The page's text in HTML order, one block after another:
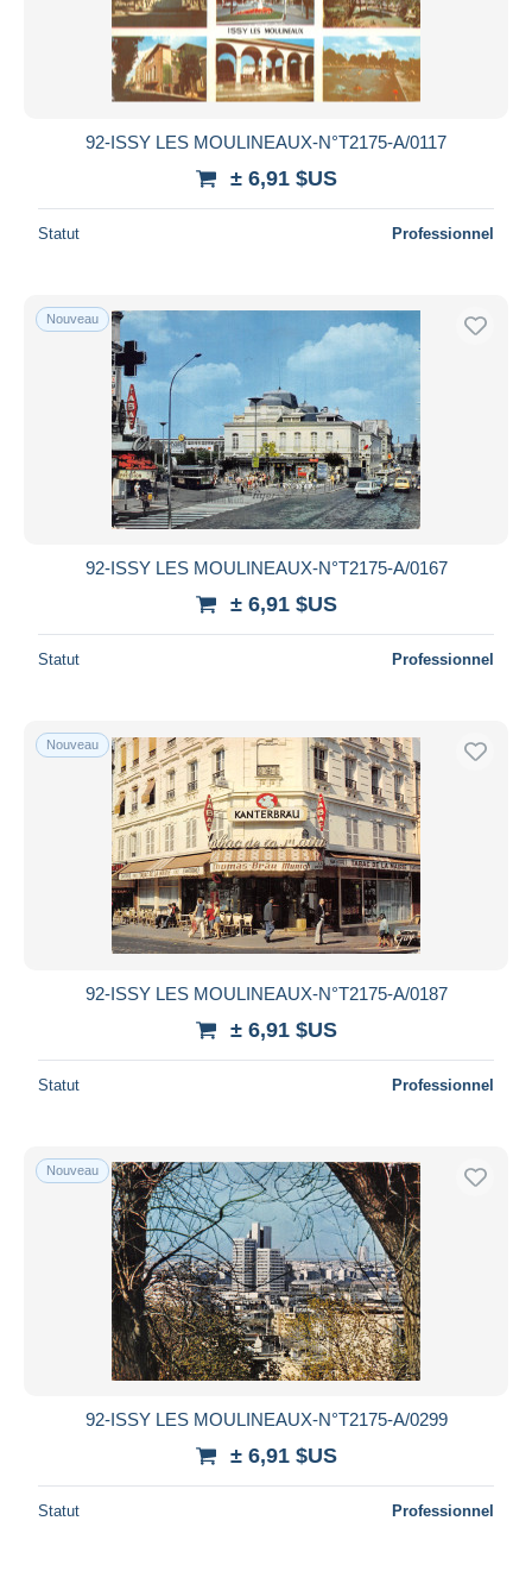
92-ISSY LES MOULINEAUX-N°T2175-A/0117
± 6,91 $US
Statut Professionnel
Nouveau
92-ISSY LES MOULINEAUX-N°T2175-A/0167
± 6,91 $US
Statut Professionnel
Nouveau
92-ISSY LES MOULINEAUX-N°T2175-A/0187
± 6,91 $US
Statut Professionnel
Nouveau
92-ISSY LES MOULINEAUX-N°T2175-A/0299
± 6,91 $US
Statut Professionnel